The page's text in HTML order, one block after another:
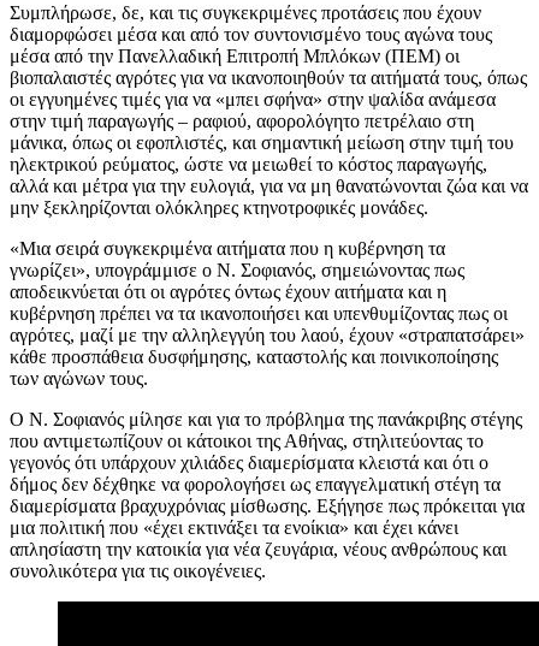
Συμπλήρωσε, δε, και τις συγκεκριμένες προτάσεις που έχουν
διαμορφώσει μέσα και από τον συντονισμένο τους αγώνα τους
μέσα από την Πανελλαδική Επιτροπή Μπλόκων (ΠΕΜ) οι
βιοπαλαιστές αγρότες για να ικανοποιηθούν τα αιτήματά τους, όπως
οι εγγυημένες τιμές για να «μπει σφήνα» στην ψαλίδα ανάμεσα
στην τιμή παραγωγής – ραφιού, αφορολόγητο πετρέλαιο στη
μάνικα, όπως οι εφοπλιστές, και σημαντική μείωση στην τιμή του
ηλεκτρικού ρεύματος, ώστε να μειωθεί το κόστος παραγωγής,
αλλά και μέτρα για την ευλογιά, για να μη θανατώνονται ζώα και να
μην ξεκληρίζονται ολόκληρες κτηνοτροφικές μονάδες.
«Μια σειρά συγκεκριμένα αιτήματα που η κυβέρνηση τα
γνωρίζει», υπογράμμισε ο Ν. Σοφιανός, σημειώνοντας πως
αποδεικνύεται ότι οι αγρότες όντως έχουν αιτήματα και η
κυβέρνηση πρέπει να τα ικανοποιήσει και υπενθυμίζοντας πως οι
αγρότες, μαζί με την αλληλεγγύη του λαού, έχουν «στραπατσάρει»
κάθε προσπάθεια δυσφήμησης, καταστολής και ποινικοποίησης
των αγώνων τους.
Ο Ν. Σοφιανός μίλησε και για το πρόβλημα της πανάκριβης στέγης
που αντιμετωπίζουν οι κάτοικοι της Αθήνας, στηλιτεύοντας το
γεγονός ότι υπάρχουν χιλιάδες διαμερίσματα κλειστά και ότι ο
δήμος δεν δέχθηκε να φορολογήσει ως επαγγελματική στέγη τα
διαμερίσματα βραχυχρόνιας μίσθωσης. Εξήγησε πως πρόκειται για
μια πολιτική που «έχει εκτινάξει τα ενοίκια» και έχει κάνει
απλησίαστη την κατοικία για νέα ζευγάρια, νέους ανθρώπους και
συνολικότερα για τις οικογένειες.